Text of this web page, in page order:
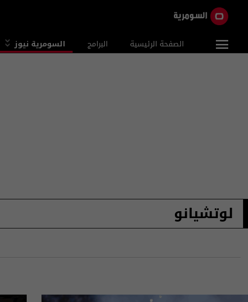
الصفحة الرئيسية البرامج السومرية نيوز
لوتشيانو